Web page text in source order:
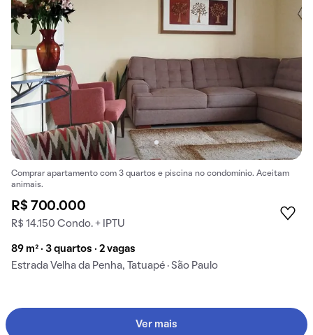
Comprar apartamento com 3 quartos e piscina no condomínio. Aceitam
animais.
R$ 700.000
R$ 14.150 Condo. + IPTU
89 m² · 3 quartos · 2 vagas
Estrada Velha da Penha, Tatuapé · São Paulo
Ver mais